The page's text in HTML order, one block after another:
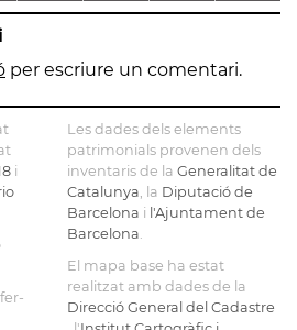
NOSTRA
DE LA
L'ANTIGA
C.E.L.O.
- CASA
FARJAS
per escriure un comentari.
i
Les dades dels elements
patrimonials provenen dels
inventaris de la Generalitat de
Catalunya , la Diputació de
Barcelona i l'Ajuntament de
Barcelona
El mapa base ha estat
realitzat amb dades de la
Direcció General del Cadastre